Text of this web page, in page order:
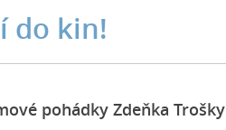
do kin!
pohádky Zdeňka Trošky